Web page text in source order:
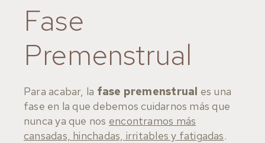
Fase
Premenstrual
Para acabar, la fase premenstrual es una
fase en la que debemos cuidarnos más que
nunca ya que nos encontramos más
cansadas, hinchadas, irritables y fatigadas.